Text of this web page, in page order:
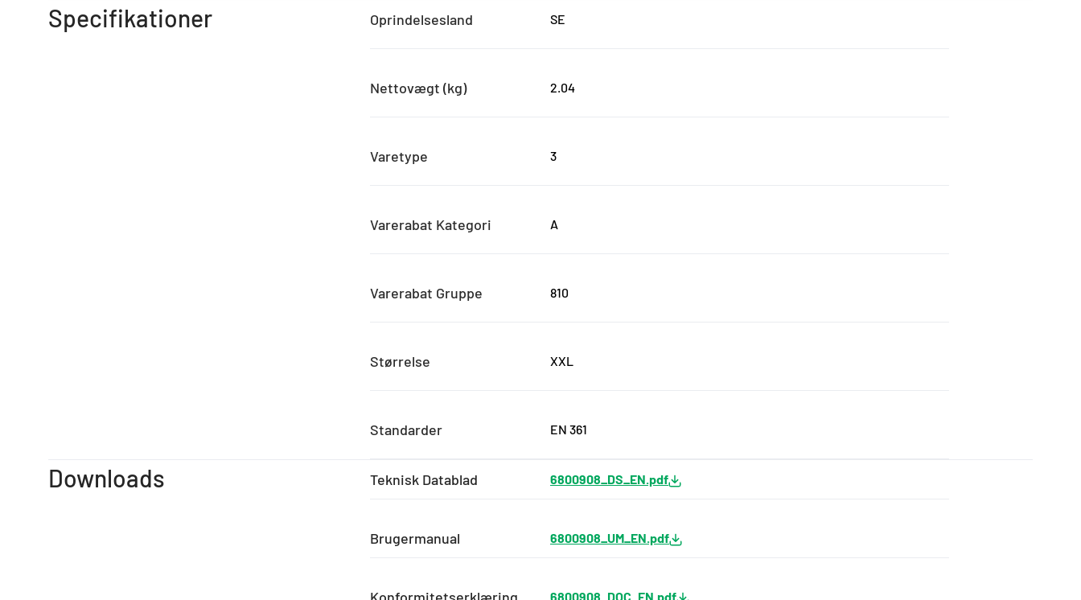
Specifikationer Oprindelsesland SE
Nettovægt (kg) 2.04
Varetype 3
Varerabat Kategori A
Varerabat Gruppe 810
Størrelse XXL
Standarder EN 361
Downloads Teknisk Datablad 6800908_DS_EN.pdf
Brugermanual 6800908_UM_EN.pdf
6800908_DOC_EN.pdf